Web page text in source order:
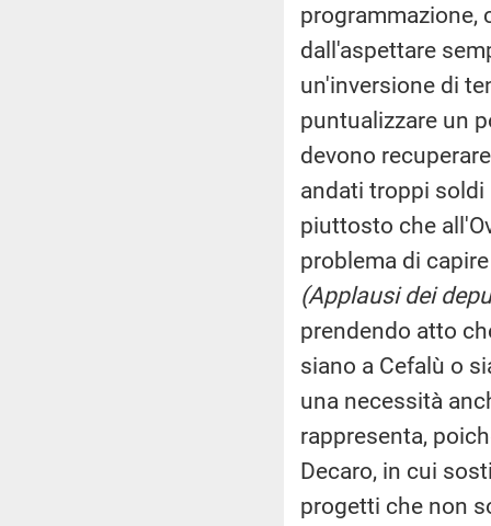
programmazione,
dall'aspettare
un'inversione di
puntualizzare un
devono
andati troppi soldi
piuttosto che
problema di
(Applausi dei
prendendo atto
siano a Cefalù o
una necessità
rappresenta,
Decaro, in cui
progetti che non